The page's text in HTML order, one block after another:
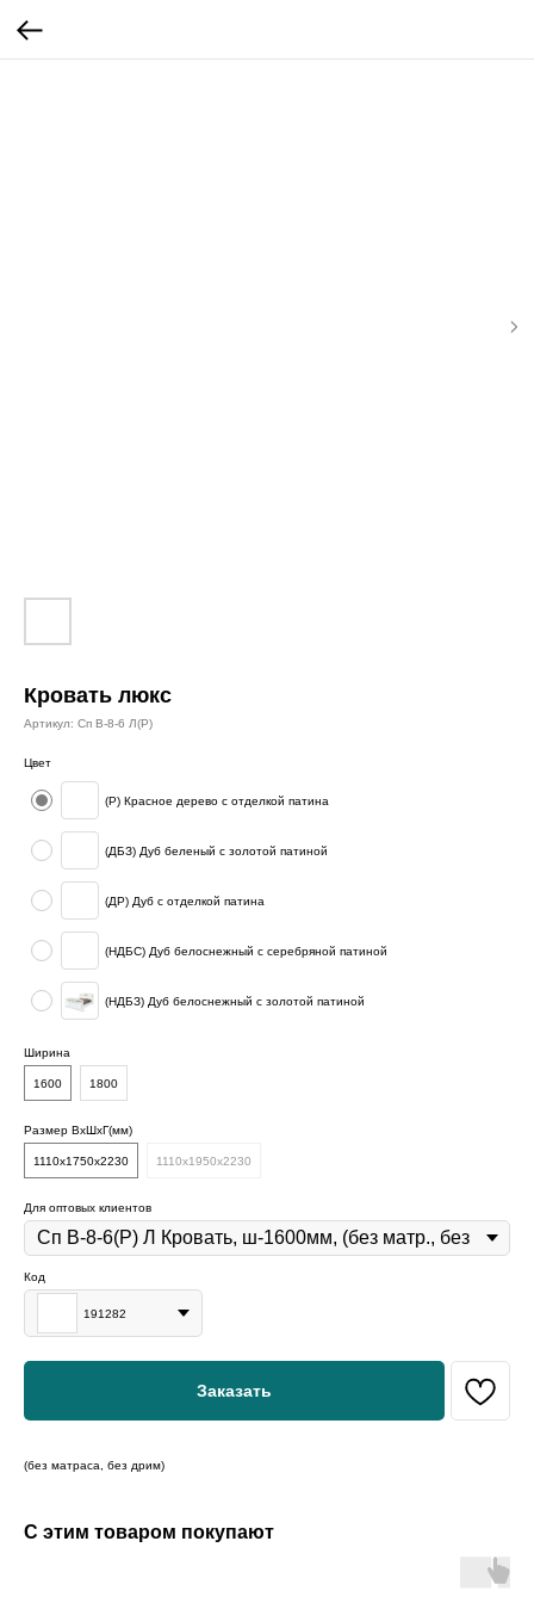
Кровать люкс
Артикул: Сп В-8-6 Л(Р)
Цвет
(Р) Красное дерево с отделкой патина
(ДБЗ) Дуб беленый с золотой патиной
(ДР) Дуб с отделкой патина
(НДБС) Дуб белоснежный с серебряной патиной
(НДБЗ) Дуб белоснежный с золотой патиной
Ширина
1600 1800
Размер ВхШхГ(мм)
1110x1750x2230 1110x1950x2230
Для оптовых клиентов
Код
191282
Заказать
(без матраса, без дрим)
С этим товаром покупают